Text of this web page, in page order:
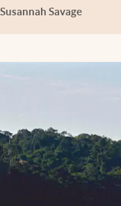
Susannah Savage